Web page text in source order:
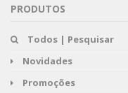
PRODUTOS
Todos | Pesquisar
Novidades
Promoções